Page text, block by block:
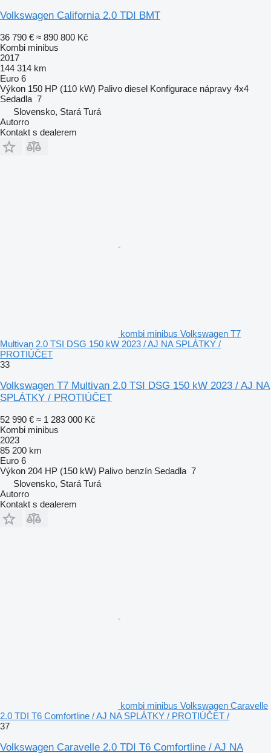
Volkswagen California 2.0 TDI BMT
36 790 € ≈ 890 800 Kč
Kombi minibus
2017
144 314 km
Euro 6
Výkon 150 HP (110 kW) Palivo diesel Konfigurace nápravy 4x4
Sedadla 7
Slovensko, Stará Turá
Autorro
Kontakt s dealerem
kombi minibus Volkswagen T7
Multivan 2.0 TSI DSG 150 kW 2023 / AJ NA SPLÁTKY /
PROTIÚČET
33
Volkswagen T7 Multivan 2.0 TSI DSG 150 kW 2023 / AJ NA
SPLÁTKY / PROTIÚČET
52 990 € ≈ 1 283 000 Kč
Kombi minibus
2023
85 200 km
Euro 6
Výkon 204 HP (150 kW) Palivo benzín Sedadla 7
Slovensko, Stará Turá
Autorro
Kontakt s dealerem
kombi minibus Volkswagen Caravelle
2.0 TDI T6 Comfortline / AJ NA SPLÁTKY / PROTIÚČET /
37
Volkswagen Caravelle 2.0 TDI T6 Comfortline / AJ NA